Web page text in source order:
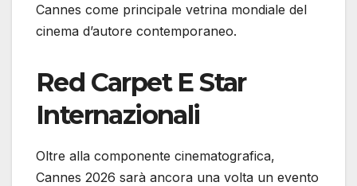
Cannes come principale vetrina mondiale del
cinema d’autore contemporaneo.
Red Carpet E Star
Internazionali
Oltre alla componente cinematografica,
Cannes 2026 sarà ancora una volta un evento